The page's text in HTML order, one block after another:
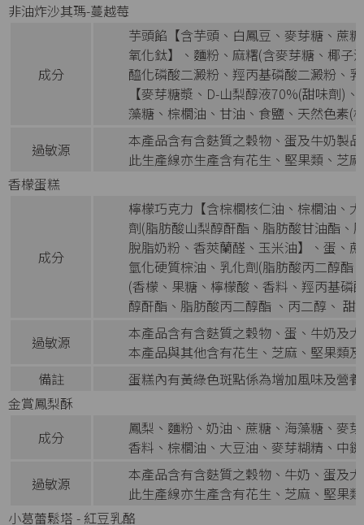
非油炸沙其瑪-蔓越莓
成分
芋頭餡【含芋頭、白鳳豆、麥芽糖、蔗
氧化鈦】、麵粉、麻糬(含麥芽糖、椰子
醯化磷酸二澱粉、羥丙基磷酸二澱粉、
【麥芽糖漿、D-山梨醇液70%(甜味劑)
藻糖、棕櫚油、甘油、食鹽、天然色素(
過敏源
本產品含有含麩質之穀物、蛋及牛奶製
此生產線亦生產含有花生、堅果類、芝
香檬蛋糕
成分
檸檬巧克力【含棕櫚核仁油、棕櫚油、
劑(脂肪酸山梨醇酐酯、脂肪酸甘油酯、
脫脂奶粉、香莢蘭醛、玉米油】、蛋、
氫化硬質棕油、乳化劑(脂肪酸丙二醇酯
(香檬、果糖、檸檬酸、香料、羥丙基磷
醇酐酯、脂肪酸丙二醇酯 、丙二醇、 甜
過敏源
本產品含有含麩質之穀物、蛋、牛奶及
本產品與其他含有花生、芝麻、堅果類
備註
蛋糕內有黃綠色斑點係為增加風味及營
金賞鳳梨酥
成分
鳳梨、麵粉、奶油、蔗糖、海藻糖、麥
香料、棕櫚油、大豆油、麥芽糊精、中
過敏源
本產品含有含麩質之穀物、牛奶、蛋及
此生產線亦生產含有花生、芝麻、堅果
小葛蕾鬆塔 - 紅豆乳酪